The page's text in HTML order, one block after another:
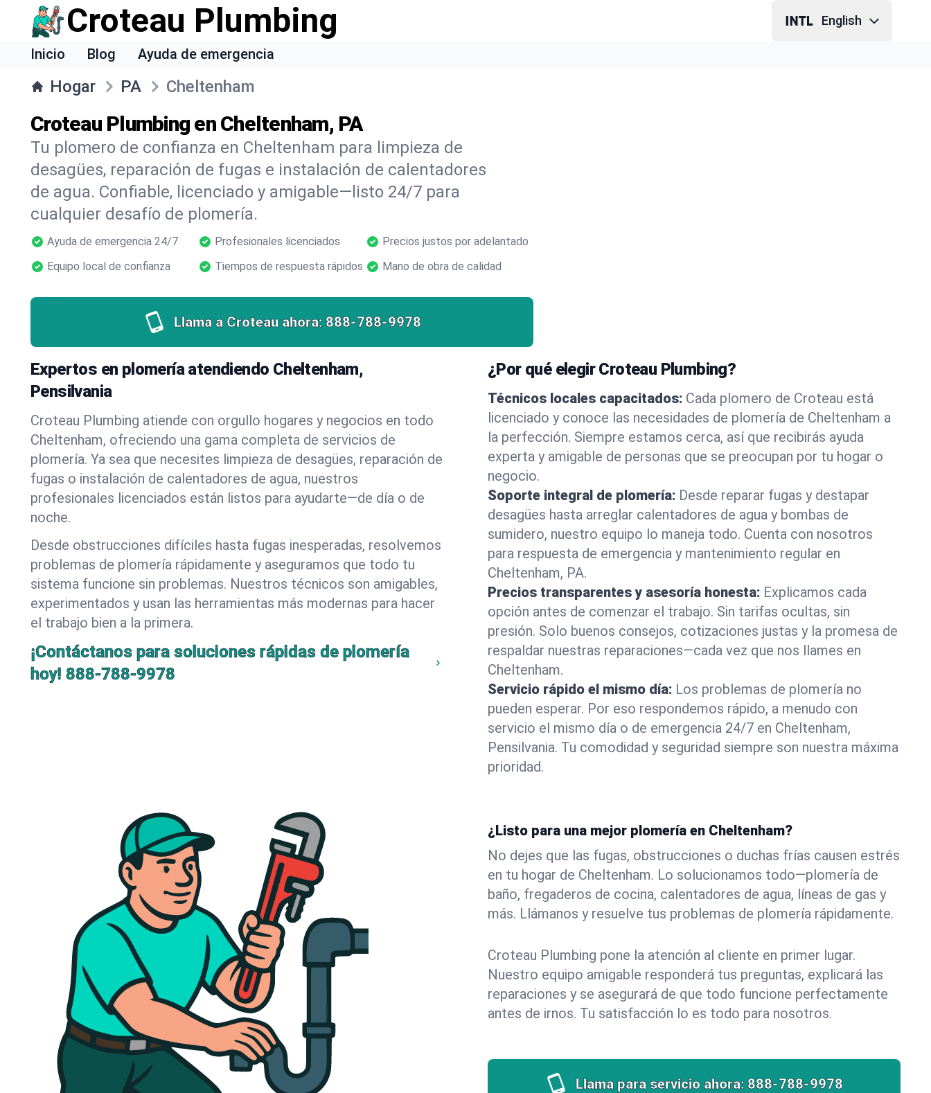
Croteau Plumbing English
Inicio Blog Ayuda de emergencia
Hogar PA Cheltenham
Croteau Plumbing en Cheltenham, PA
Tu plomero de confianza en Cheltenham para limpieza de
desagües, reparación de fugas e instalación de calentadores
de agua. Confiable, licenciado y amigable—listo 24/7 para
cualquier desafío de plomería.
Ayuda de emergencia 24/7 Profesionales licenciados
Precios justos por adelantado
Equipo local de confianza
Tiempos de respuesta rápidos Mano de obra de calidad
Llama a Croteau ahora: 888-788-9978
Expertos en plomería atendiendo Cheltenham,
Pensilvania
Croteau Plumbing atiende con orgullo hogares y negocios en todo
Cheltenham, ofreciendo una gama completa de servicios de
plomería. Ya sea que necesites limpieza de desagües, reparación de
fugas o instalación de calentadores de agua, nuestros
profesionales licenciados están listos para ayudarte—de día o de
noche.
Desde obstrucciones difíciles hasta fugas inesperadas, resolvemos
problemas de plomería rápidamente y aseguramos que todo tu
sistema funcione sin problemas. Nuestros técnicos son amigables,
experimentados y usan las herramientas más modernas para hacer
el trabajo bien a la primera.
¡Contáctanos para soluciones rápidas de plomería
hoy! 888-788-9978
¿Por qué elegir Croteau Plumbing?
Técnicos locales capacitados: Cada plomero de Croteau está
licenciado y conoce las necesidades de plomería de Cheltenham a
la perfección. Siempre estamos cerca, así que recibirás ayuda
experta y amigable de personas que se preocupan por tu hogar o
negocio.
Soporte integral de plomería: Desde reparar fugas y destapar
desagües hasta arreglar calentadores de agua y bombas de
sumidero, nuestro equipo lo maneja todo. Cuenta con nosotros
para respuesta de emergencia y mantenimiento regular en
Cheltenham, PA.
Precios transparentes y asesoría honesta: Explicamos cada
opción antes de comenzar el trabajo. Sin tarifas ocultas, sin
presión. Solo buenos consejos, cotizaciones justas y la promesa de
respaldar nuestras reparaciones—cada vez que nos llames en
Cheltenham.
Servicio rápido el mismo día: Los problemas de plomería no
pueden esperar. Por eso respondemos rápido, a menudo con
servicio el mismo día o de emergencia 24/7 en Cheltenham,
Pensilvania. Tu comodidad y seguridad siempre son nuestra máxima
prioridad.
¿Listo para una mejor plomería en Cheltenham?
No dejes que las fugas, obstrucciones o duchas frías causen estrés
en tu hogar de Cheltenham. Lo solucionamos todo—plomería de
baño, fregaderos de cocina, calentadores de agua, líneas de gas y
más. Llámanos y resuelve tus problemas de plomería rápidamente.
Croteau Plumbing pone la atención al cliente en primer lugar.
Nuestro equipo amigable responderá tus preguntas, explicará las
reparaciones y se asegurará de que todo funcione perfectamente
antes de irnos. Tu satisfacción lo es todo para nosotros.
Llama para servicio ahora: 888-788-9978